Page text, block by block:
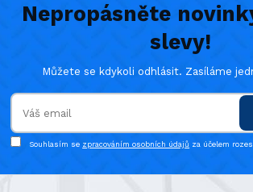
Nepropásněte
slevy!
Můžete se kdykoli odhlásit. Zasíláme
Souhlasím se zpracováním osobních údajů za účelem